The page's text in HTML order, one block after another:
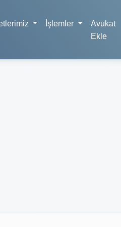
İşlemler
Avukat
Ekle